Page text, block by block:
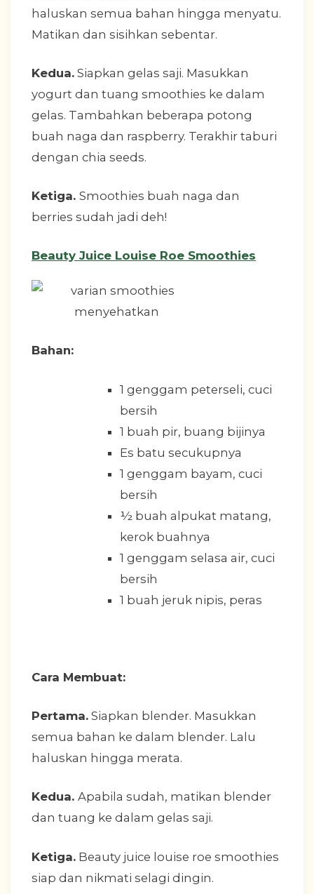
haluskan semua bahan hingga menyatu.
Matikan dan sisihkan sebentar.
Kedua. Siapkan gelas saji. Masukkan
yogurt dan tuang smoothies ke dalam
gelas. Tambahkan beberapa potong
buah naga dan raspberry. Terakhir taburi
dengan chia seeds.
Ketiga. Smoothies buah naga dan
berries sudah jadi deh!
Beauty Juice Louise Roe Smoothies
Bahan:
1 genggam peterseli, cuci
bersih
1 buah pir, buang bijinya
Es batu secukupnya
1 genggam bayam, cuci
bersih
½ buah alpukat matang,
kerok buahnya
1 genggam selasa air, cuci
bersih
1 buah jeruk nipis, peras
Cara Membuat:
Pertama. Siapkan blender. Masukkan
semua bahan ke dalam blender. Lalu
haluskan hingga merata.
Kedua. Apabila sudah, matikan blender
dan tuang ke dalam gelas saji.
Ketiga. Beauty juice louise roe smoothies
siap dan nikmati selagi dingin.